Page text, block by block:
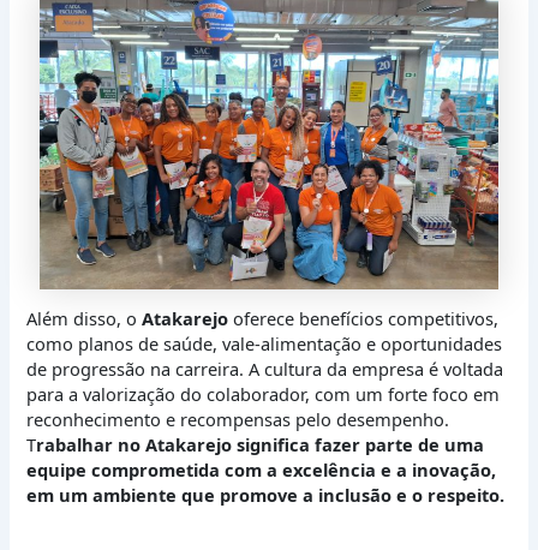
Além disso, oAtakarejooferece benefícios competitivos,
como planos de saúde, vale-alimentação e oportunidades
de progressão na carreira. A cultura da empresa é voltada
para a valorização do colaborador, com um forte foco em
reconhecimento e recompensas pelo desempenho.
Trabalhar no Atakarejo significa fazer parte de uma
equipe comprometida com a excelência e a inovação,
em um ambiente que promove a inclusão e o respeito.